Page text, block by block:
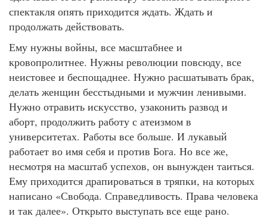
спектакля опять приходится ждать. Ждать и
продолжать действовать.
Ему нужны войны, все масштабнее и
кровопролитнее. Нужны революции повсюду, все
неистовее и беспощаднее. Нужно расшатывать брак,
делать женщин бесстыдными и мужчин ленивыми.
Нужно отравить искусство, узаконить развод и
аборт, продолжить работу с атеизмом в
университетах. Работы все больше. И лукавый
работает во имя себя и против Бога. Но все же,
несмотря на масштаб успехов, он вынужден таиться.
Ему приходится драпироваться в тряпки, на которых
написано «Свобода. Справедливость. Права человека
и так далее». Открыто выступать все еще рано.